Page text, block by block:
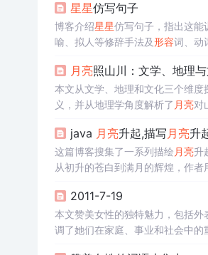
星星仿写句子
博客介绍星星仿写句子，指出这能
喻、拟人等修辞手法及形容词、动
月亮照山川：文学、地理
本文从文学、地理和文化三个维度
义，并从地理学角度解析了 月亮对
java 月亮升起,描写月亮升
这篇博客搜集了一系列描绘 月亮升
从初升的苍白到满月的辉煌，作
2011-7-19
本文赞美女性的独特魅力，包括外
调了她们在家庭、事业和社会中的